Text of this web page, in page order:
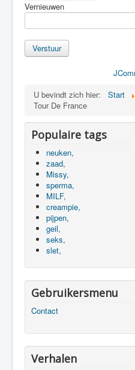
Vernieuwen
Verstuur
U bevindt zich hier:
Start
Tour De France
Populaire tags
neuken,
zaad,
Missy,
sperma,
MILF,
creampie,
pijpen,
geil,
seks,
slet,
Gebruikersmenu
Contact
Verhalen